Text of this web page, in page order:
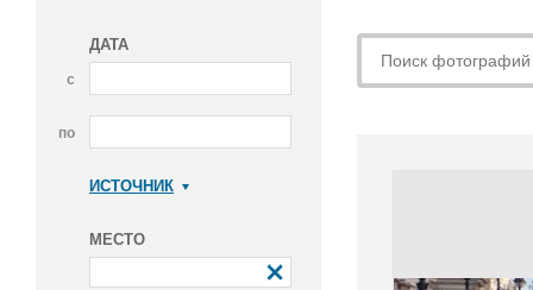
ДАТА
с
по
ИСТОЧНИК
МЕСТО